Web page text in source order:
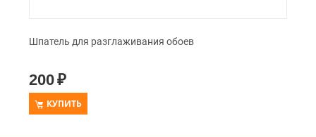
Шпатель для разглаживания обоев
200₽
КУПИТЬ